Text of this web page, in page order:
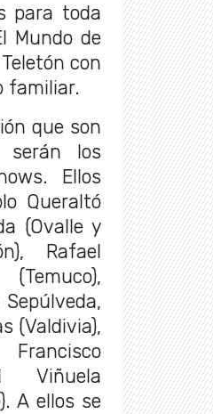
para toda
Mundo de
con
familiar.
que son
serán los
Ellos
Queraltó
(Ovalle y
Rafael
(Valdivia),
Viñuela
A ellos se